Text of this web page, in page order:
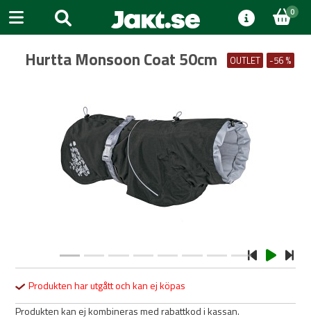
0
Hurtta Monsoon Coat 50cm OUTLET -56 %
Previous
Produkten har utgått och kan ej köpas
Produkten kan ej kombineras med rabattkod i kassan.